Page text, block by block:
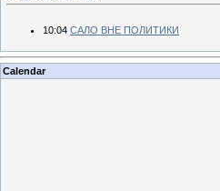
10:04 САЛО ВНЕ ПОЛИТИКИ
Calendar